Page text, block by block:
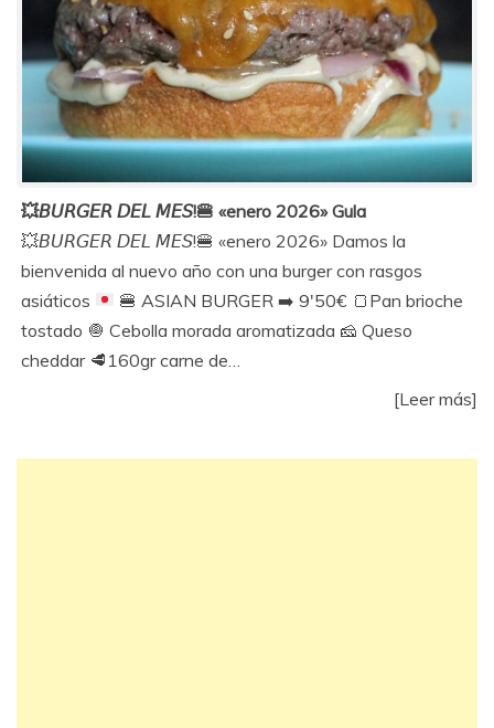
💥𝘉𝘜𝘙𝘎𝘌𝘙 𝘋𝘌𝘓 𝘔𝘌𝘚!🍔 «enero 2026» Gula
💥𝘉𝘜𝘙𝘎𝘌𝘙 𝘋𝘌𝘓 𝘔𝘌𝘚!🍔 «enero 2026» Damos la
bienvenida al nuevo año con una burger con rasgos
asiáticos
🍔 ASIAN BURGER➡️ 9'50€ 🍞 Pan brioche
tostado 🧅 Cebolla morada aromatizada 🧀 Queso
cheddar 🥩 160gr carne de…
[Leer más]